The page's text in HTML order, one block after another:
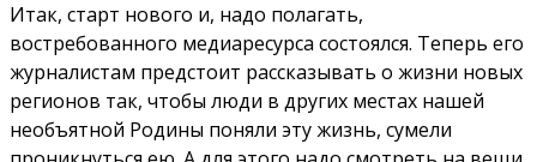
Итак, старт нового и, надо полагать,
востребованного медиаресурса состоялся. Теперь его
журналистам предстоит рассказывать о жизни новых
регионов так, чтобы люди в других местах нашей
необъятной Родины поняли эту жизнь, сумели